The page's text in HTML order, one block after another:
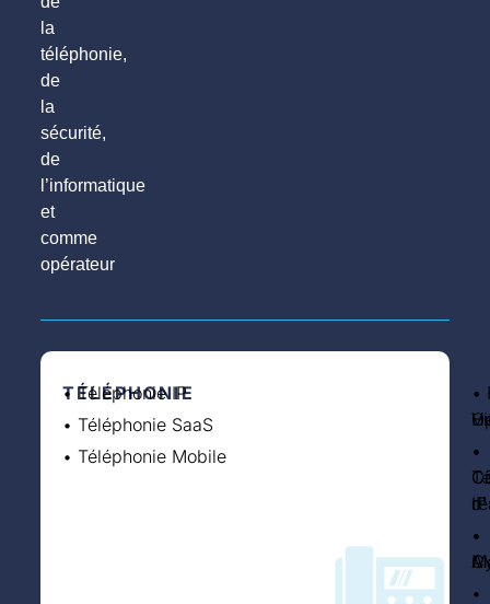
la
téléphonie,
de
la
sécurité,
de
l’informatique
et
comme
opérateur
TÉLÉPHONIE
• Téléphonie IP
• Téléphonie SaaS
• Téléphonie Mobile
•
•
•
•
•
•
•
•
•
•